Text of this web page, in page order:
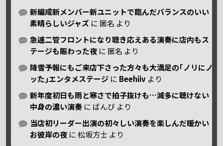
新編成新メンバー新ユニットで臨んだバランスのいい
素晴らしいジャズ に 匿名 より
急遽二管フロントになり聴き応えある演奏に店内もス
テージも賑わった夜 に 匿名 より
降雪予報にもご来店下さった方々も大満足の｢ノリにノ
ッた｣エンタメステージ に Beehiiv より
新年度初日も雨と寒さで拍子抜けも…滅多に聴けない
中身の濃い演奏 に ばんび より
当店初リーダー出演の初々しい演奏を楽しんだ暖かい
お彼岸の夜 に松坂方士 より